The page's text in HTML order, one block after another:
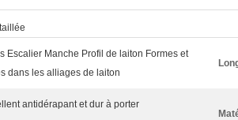
Escalier Manche Profil de laiton Formes et
dans les alliages de laiton
antidérapant et dur à porter